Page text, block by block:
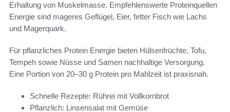
Erhaltung von Muskelmasse. Empfehlenswerte Proteinquellen
Energie sind mageres Geflügel, Eier, fetter Fisch wie Lachs
und Magerquark.
Für pflanzliches Protein Energie bieten Hülsenfrüchte, Tofu,
Tempeh sowie Nüsse und Samen nachhaltige Versorgung.
Eine Portion von 20–30 g Protein pro Mahlzeit ist praxisnah.
Schnelle Rezepte: Rührei mit Vollkornbrot
Pflanzlich: Linsensalat mit Gemüse